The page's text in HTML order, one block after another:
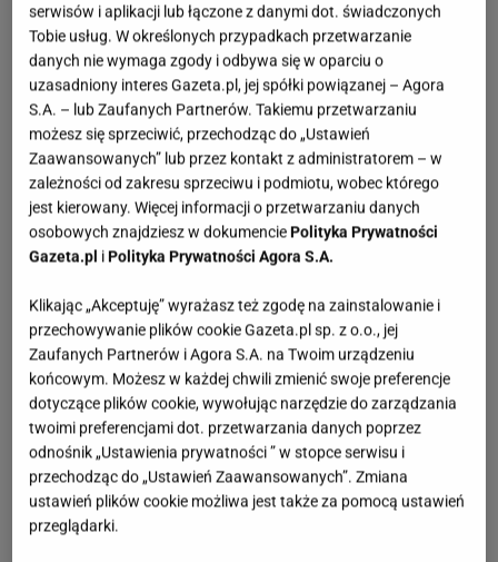
serwisów i aplikacji lub łączone z danymi dot. świadczonych
Tobie usług. W określonych przypadkach przetwarzanie
danych nie wymaga zgody i odbywa się w oparciu o
uzasadniony interes Gazeta.pl, jej spółki powiązanej – Agora
S.A. – lub Zaufanych Partnerów. Takiemu przetwarzaniu
możesz się sprzeciwić, przechodząc do „Ustawień
Zaawansowanych” lub przez kontakt z administratorem – w
zależności od zakresu sprzeciwu i podmiotu, wobec którego
jest kierowany. Więcej informacji o przetwarzaniu danych
osobowych znajdziesz w dokumenciePolityka Prywatności
Gazeta.pl iPolityka Prywatności Agora S.A.
Klikając „Akceptuję” wyrażasz też zgodę na zainstalowanie i
przechowywanie plików cookie Gazeta.pl sp. z o.o., jej
Zaufanych Partnerów i Agora S.A. na Twoim urządzeniu
końcowym. Możesz w każdej chwili zmienić swoje preferencje
dotyczące plików cookie, wywołując narzędzie do zarządzania
twoimi preferencjami dot. przetwarzania danych poprzez
odnośnik „Ustawienia prywatności ” w stopce serwisu i
przechodząc do „Ustawień Zaawansowanych”. Zmiana
ustawień plików cookie możliwa jest także za pomocą ustawień
przeglądarki.